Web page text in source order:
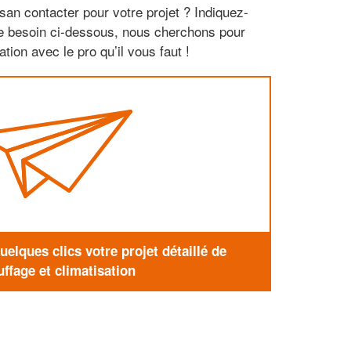
contacter pour votre projet ? Indiquez-
besoin ci-dessous, nous cherchons pour
avec le pro qu’il vous faut !
clics votre projet détaillé de
et climatisation